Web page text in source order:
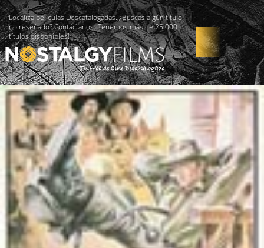
Localiza películas Descatalogadas. ¿Buscas algún título
no reseñado? Contáctanos -Tenemos más de 25.000
títulos disponibles!